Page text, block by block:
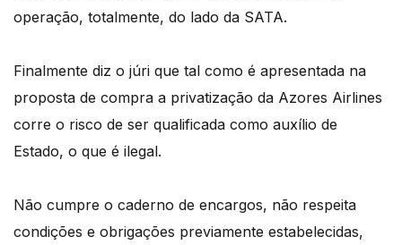
operação, totalmente, do lado da SATA.
Finalmente diz o júri que tal como é apresentada na
proposta de compra a privatização da Azores Airlines
corre o risco de ser qualificada como auxílio de
Estado, o que é ilegal.
Não cumpre o caderno de encargos, não respeita
condições e obrigações previamente estabelecidas,